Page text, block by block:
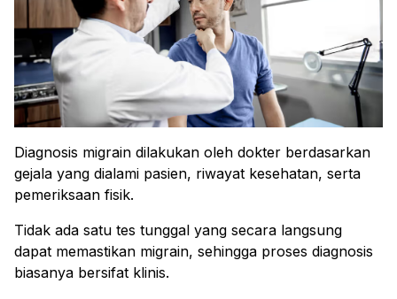
Diagnosis migrain dilakukan oleh dokter berdasarkan
gejala yang dialami pasien, riwayat kesehatan, serta
pemeriksaan fisik.
Tidak ada satu tes tunggal yang secara langsung
dapat memastikan migrain, sehingga proses diagnosis
biasanya bersifat klinis.